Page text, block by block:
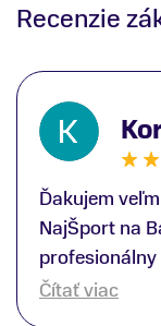
Recenzie
Ďakujem
NajŠport na
ďakujem
Čítať viac